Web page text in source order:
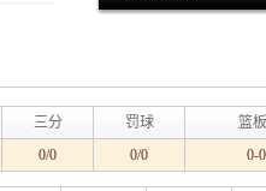
三分 罚球
篮
0/0 0/0 0-